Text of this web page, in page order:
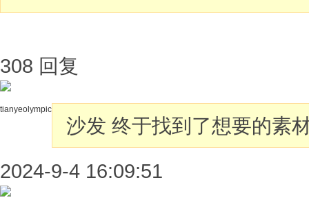
308 回复
tianyeolympic
沙发 终于找到了想要的素
2024-9-4 16:09:51